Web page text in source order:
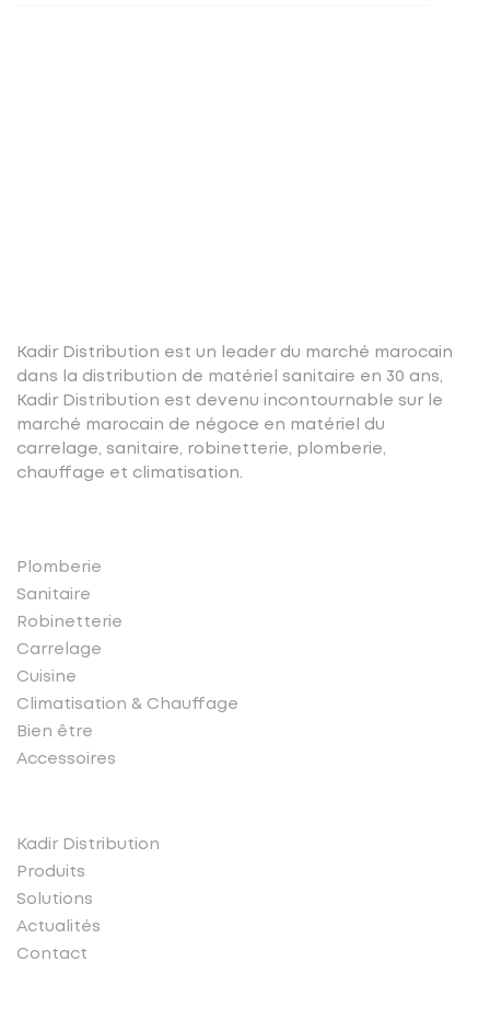
Kadir Distribution est un leader du marché marocain
dans la distribution de matériel sanitaire en 30 ans,
Kadir Distribution est devenu incontournable sur le
marché marocain de négoce en matériel du
carrelage, sanitaire, robinetterie, plomberie,
chauffage et climatisation.
Plomberie
Sanitaire
Robinetterie
Carrelage
Cuisine
Climatisation & Chauffage
Bien être
Accessoires
Kadir Distribution
Produits
Solutions
Actualités
Contact